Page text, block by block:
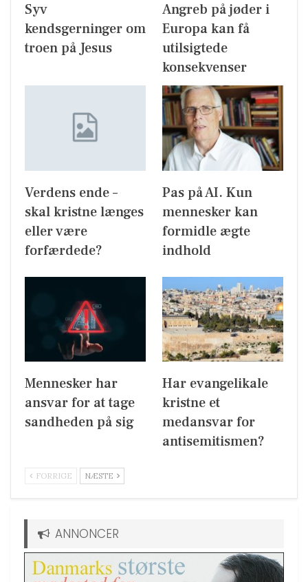
Syv
kendsgerninger om
troen på Jesus
Angreb på jøder i
Europa kan få
utilsigtede
konsekvenser
Verdens ende –
skal kristne længes
eller være
forfærdede?
Pas på AI. Kun
mennesker kan
formidle ægte
indhold
Mennesker har
ansvar for at tage
sandheden på sig
Har evangelikale
kristne et
medansvar for
antisemitismen?
FORRIGE NÆSTE
ANNONCER